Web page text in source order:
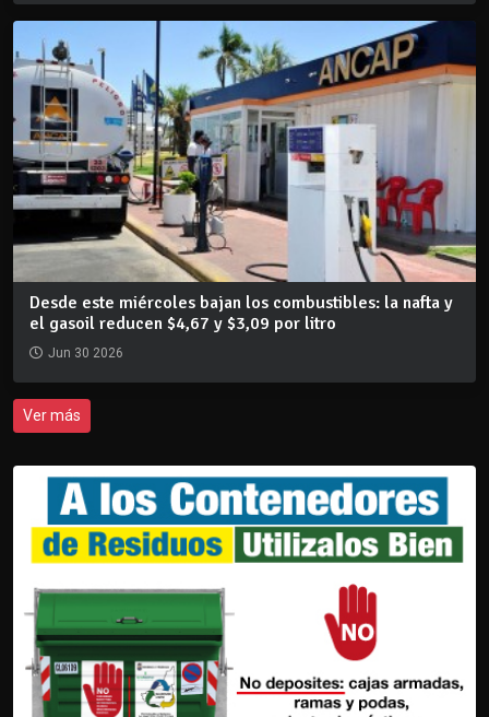
Desde este miércoles bajan los combustibles: la nafta y
el gasoil reducen $4,67 y $3,09 por litro
Jun 30 2026
Ver más